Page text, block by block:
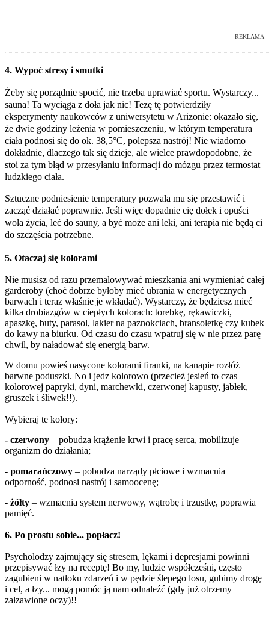
REKLAMA
4. Wypoć stresy i smutki
Żeby się porządnie spocić, nie trzeba uprawiać sportu. Wystarczy...
sauna! Ta wyciąga z doła jak nic! Tezę tę potwierdziły
eksperymenty naukowców z uniwersytetu w Arizonie: okazało się,
że dwie godziny leżenia w pomieszczeniu, w którym temperatura
ciała podnosi się do ok. 38,5°C, polepsza nastrój! Nie wiadomo
dokładnie, dlaczego tak się dzieje, ale wielce prawdopodobne, że
stoi za tym błąd w przesyłaniu informacji do mózgu przez termostat
ludzkiego ciała.
Sztuczne podniesienie temperatury pozwala mu się przestawić i
zacząć działać poprawnie. Jeśli więc dopadnie cię dołek i opuści
wola życia, leć do sauny, a być może ani leki, ani terapia nie będą ci
do szczęścia potrzebne.
5. Otaczaj się kolorami
Nie musisz od razu przemalowywać mieszkania ani wymieniać całej
garderoby (choć dobrze byłoby mieć ubrania w energetycznych
barwach i teraz właśnie je wkładać). Wystarczy, że będziesz mieć
kilka drobiazgów w ciepłych kolorach: torebkę, rękawiczki,
apaszkę, buty, parasol, lakier na paznokciach, bransoletkę czy kubek
do kawy na biurku. Od czasu do czasu wpatruj się w nie przez parę
chwil, by naładować się energią barw.
W domu powieś nasycone kolorami firanki, na kanapie rozłóż
barwne poduszki. No i jedz kolorowo (przecież jesień to czas
kolorowej papryki, dyni, marchewki, czerwonej kapusty, jabłek,
gruszek i śliwek!!).
Wybieraj te kolory:
- czerwony – pobudza krążenie krwi i pracę serca, mobilizuje
organizm do działania;
- pomarańczowy – pobudza narządy płciowe i wzmacnia
odporność, podnosi nastrój i samoocenę;
- żółty – wzmacnia system nerwowy, wątrobę i trzustkę, poprawia
pamięć.
6. Po prostu sobie... popłacz!
Psycholodzy zajmujący się stresem, lękami i depresjami powinni
przepisywać łzy na receptę! Bo my, ludzie współcześni, często
zagubieni w natłoku zdarzeń i w pędzie ślepego losu, gubimy drogę
i cel, a łzy... mogą pomóc ją nam odnaleźć (gdy już otrzemy
załzawione oczy)!!